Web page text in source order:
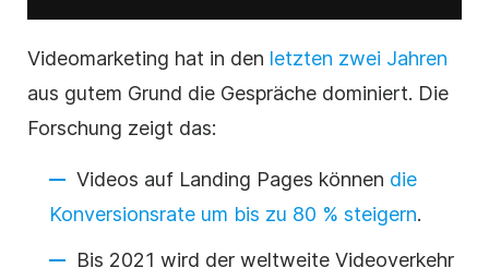
Videomarketing hat in den letzten zwei Jahren
aus gutem Grund die Gespräche dominiert. Die
Forschung zeigt das:
Videos auf Landing Pages können die
Konversionsrate um bis zu 80 % steigern.
Bis 2021 wird der weltweite Videoverkehr